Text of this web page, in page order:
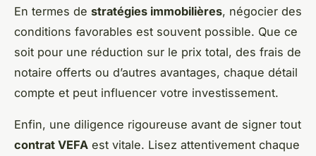
En termes de stratégies immobilières, négocier des
conditions favorables est souvent possible. Que ce
soit pour une réduction sur le prix total, des frais de
notaire offerts ou d’autres avantages, chaque détail
compte et peut influencer votre investissement.
Enfin, une diligence rigoureuse avant de signer tout
contrat VEFA est vitale. Lisez attentivement chaque